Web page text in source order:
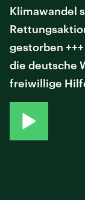
Klimawandel
gestorben
die deutsche
freiwillige